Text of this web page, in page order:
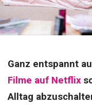
Ganz entspannt
Filme auf Netflix
Alltag